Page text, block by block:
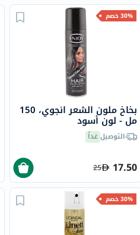
30% خصم
بخاخ ملون الشعر انجوي، 150
مل - لون أسود
التوصيلغداً
17.50
25
30% خصم